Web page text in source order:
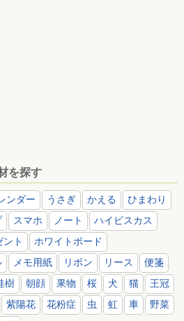
を探す
ンダー うさぎ かえる
ひまわり
スマホ ノート
ハイビスカス
ント
ホワイトボード
メモ用紙 リボン リース
便箋
樹 朝顔 果物 桜 犬 猫
王冠
紫陽花 花粉症 虫 虹 車
野菜